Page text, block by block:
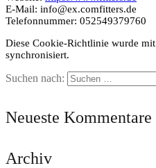
E-Mail: info@ex.comfitters.de
Telefonnummer: 052549379760
Diese Cookie-Richtlinie wurde mit
synchronisiert.
Suchen nach:
Neueste Kommentare
Archiv